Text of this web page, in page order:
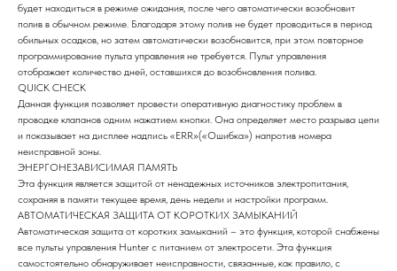
будет находиться в режиме ожидания, после чего автоматически возобновит
полив в обычном режиме. Благодаря этому полив не будет проводиться в период
обильных осадков, но затем автоматически возобновится, при этом повторное
программирование пульта управления не требуется. Пульт управления
отображает количество дней, оставшихся до возобновления полива.
QUICK CHECK
Данная функция позволяет провести оперативную диагностику проблем в
проводке клапанов одним нажатием кнопки. Она определяет место разрыва цепи
и показывает на дисплее надпись «ERR»(«Ошибка») напротив номера
неисправной зоны.
ЭНЕРГОНЕЗАВИСИМАЯ ПАМЯТЬ
Эта функция является защитой от ненадежных источников электропитания,
сохраняя в памяти текущее время, день недели и настройки программ.
АВТОМАТИЧЕСКАЯ ЗАЩИТА ОТ КОРОТКИХ ЗАМЫКАНИЙ
Автоматическая защита от коротких замыканий – это функция, которой снабжены
все пульты управления Hunter с питанием от электросети. Эта функция
самостоятельно обнаруживает неисправности, связанные, как правило, с